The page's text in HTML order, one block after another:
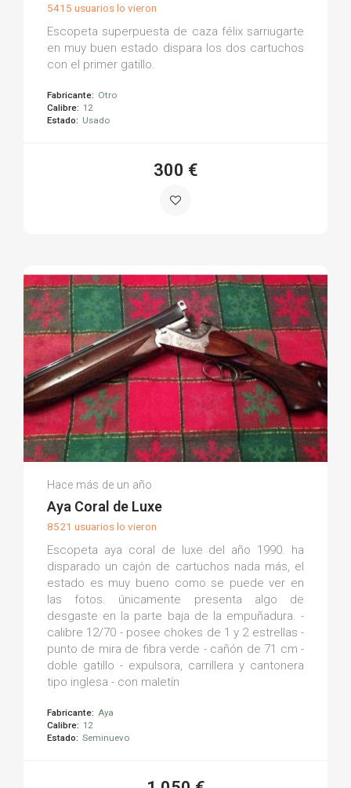
5415 usuarios lo vieron
Escopeta superpuesta de caza félix sarriugarte
en muy buen estado dispara los dos cartuchos
con el primer gatillo.
Fabricante: Otro
Calibre: 12
Estado: Usado
300 €
Jesús B.
Hace más de un año
Aya Coral de Luxe
8521 usuarios lo vieron
Escopeta aya coral de luxe del año 1990. ha
disparado un cajón de cartuchos nada más, el
estado es muy bueno como se puede ver en
las fotos. únicamente presenta algo de
desgaste en la parte baja de la empuñadura. -
calibre 12/70 - posee chokes de 1 y 2 estrellas -
punto de mira de fibra verde - cañón de 71 cm -
doble gatillo - expulsora, carrillera y cantonera
tipo inglesa - con maletín
Fabricante: Aya
Calibre: 12
Estado: Seminuevo